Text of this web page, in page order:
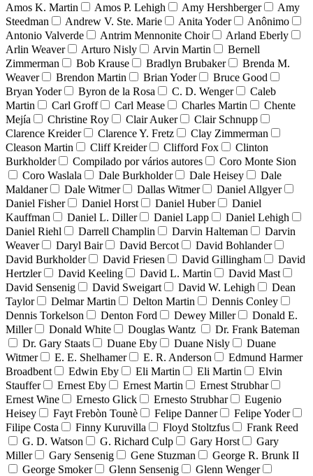
Amos K. Martin
Amos P. Lehigh Amy Hershberger
Amy
Steedman
Andrew V. Ste. Marie Anita Yoder
Anônimo
Antonio Valverde
Antrim Mennonite Choir
Arland Eberly
Arlin Weaver
Arturo Nisly Arvin Martin
Bernell
Zimmerman
Bob Krause Bradlyn Brubaker
Brenda M.
Weaver
Brendon Martin Brian Yoder
Bruce Good
Bryan Yoder
Byron de la Rosa C. D. Wenger
Caleb
Martin
Carl Groff Carl Mease Charles Martin
Chente
Mejía
Christine Roy Clair Auker
Clair Schnupp
Clarence Kreider
Clarence Y. Fretz
Clay Zimmerman
Cleason Martin
Cliff Kreider Clifford Fox
Clinton
Burkholder
Compilado por vários autores
Coro Monte Sion
Coro Waslala
Dale Burkholder Dale Heisey
Dale
Maldaner
Dale Witmer Dallas Witmer
Daniel Allgyer
Daniel Fisher
Daniel Horst Daniel Huber
Daniel
Kauffman
Daniel L. Diller Daniel Lapp
Daniel Lehigh
Daniel Riehl
Darrell Champlin Darvin Halteman
Darvin
Weaver
Daryl Bair David Bercot
David Bohlander
David Burkholder
David Friesen David Gillingham
David
Hertzler
David Keeling David L. Martin
David Mast
David Sensenig
David Sweigart David W. Lehigh
Dean
Taylor
Delmar Martin Delton Martin
Dennis Conley
Dennis Torkelson
Denton Ford Dewey Miller
Donald E.
Miller
Donald White Douglas Wantz
Dr. Frank Bateman
Dr. Gary Staats
Duane Eby Duane Nisly
Duane
Witmer
E. E. Shelhamer E. R. Anderson
Edmund Harmer
Broadbent
Edwin Eby Eli Martin Eli Martin
Elvin
Stauffer
Ernest Eby Ernest Martin
Ernest Strubhar
Ernest Wine
Ernesto Glick Ernesto Strubhar
Eugenio
Heisey
Fayt Frebòn Tounè Felipe Danner
Felipe Yoder
Filipe Costa
Finny Kuruvilla Floyd Stoltzfus
Frank Reed
G. D. Watson
G. Richard Culp Gary Horst
Gary
Miller
Gary Sensenig Gene Stuzman
George R. Brunk II
George Smoker
Glenn Sensenig Glenn Wenger